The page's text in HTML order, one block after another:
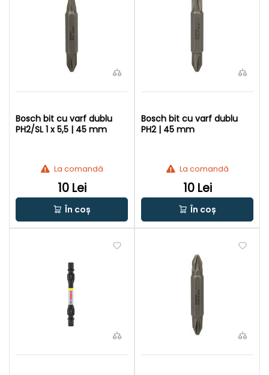
Bosch bit cu varf dublu
PH2/SL 1 x 5,5 | 45 mm
La comandă
10 Lei
În coș
Bosch bit cu varf dublu
PH2 | 45 mm
La comandă
10 Lei
În coș